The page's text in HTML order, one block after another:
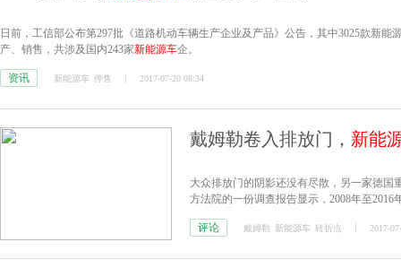
日前，工信部公布第297批《道路机动车辆生产企业及产品》公告，其中3025款新
产、销售，共涉及国内243家新能源车企。
资讯 新能源车 停售 2017-07-20 08:34
戴姆勒卷入排放门， 新能
大众排放门的阴影还没有尽散，另一家德
方法院的一份调查报告显示，2008年至
评论
戴姆勒 新能源车 转折点 2017-